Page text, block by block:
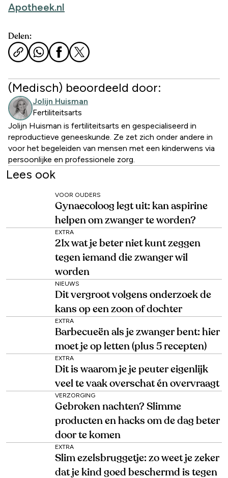
Apotheek.nl
Delen:
(Medisch) beoordeeld door:
Jolijn Huisman
Fertiliteitsarts
Jolijn Huisman is fertiliteitsarts en gespecialiseerd in
reproductieve geneeskunde. Ze zet zich onder andere in
voor het begeleiden van mensen met een kinderwens via
persoonlijke en professionele zorg.
Lees ook
VOOR OUDERS
Gynaecoloog legt uit: kan aspirine
helpen om zwanger te worden?
EXTRA
21x wat je beter niet kunt zeggen
tegen iemand die zwanger wil
worden
NIEUWS
Dit vergroot volgens onderzoek de
kans op een zoon of dochter
EXTRA
Barbecueën als je zwanger bent: hier
moet je op letten (plus 5 recepten)
EXTRA
Dit is waarom je je peuter eigenlijk
veel te vaak overschat én overvraagt
VERZORGING
Gebroken nachten? Slimme
producten en hacks om de dag beter
door te komen
EXTRA
Slim ezelsbruggetje: zo weet je zeker
dat je kind goed beschermd is tegen